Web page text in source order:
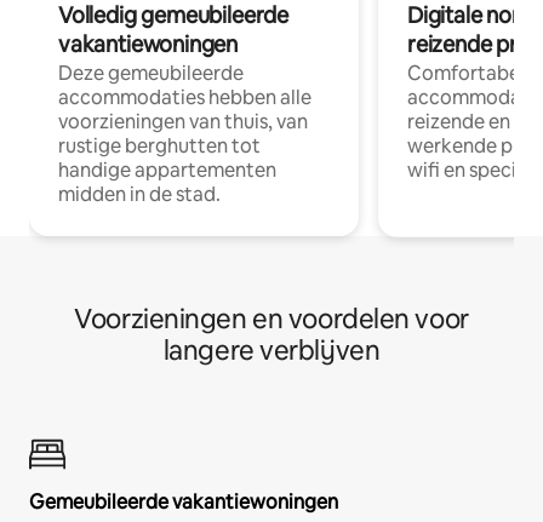
Volledig gemeubileerde
vakantiewoningen
Deze gemeubileerde
accommodaties hebben alle
voorzieningen van thuis, van
rustige berghutten tot
handige appartementen
midden in de stad.
Digitale
reizende
Comfortabele
reizende en
werkende
wifi en
Voorzieningen en voordelen voor
langere verblijven
Gemeubileerde vakantiewoningen